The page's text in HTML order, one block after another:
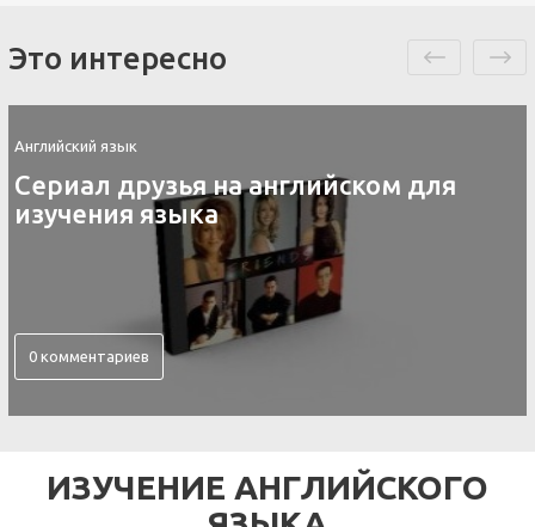
Это интересно
Английский язык
Сериал друзья на английском для
изучения языка
0 комментариев
ИЗУЧЕНИЕ АНГЛИЙСКОГО